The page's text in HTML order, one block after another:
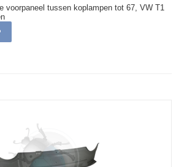
voorpaneel tussen koplampen tot 67, VW T1